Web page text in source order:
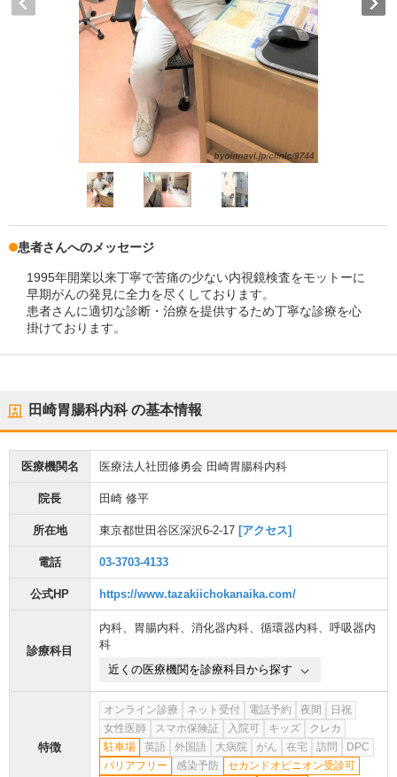
患者さんへのメッセージ
1995年開業以来丁寧で苦痛の少ない内視鏡検査をモットーに
早期がんの発見に全力を尽くしております。
患者さんに適切な診断・治療を提供するため丁寧な診療を心
掛けております。
田崎胃腸科内科の基本情報
医療機関名 医療法人社団修勇会 田崎胃腸科内科
院長 田崎 修平
所在地 東京都世田谷区深沢6-2-17 [アクセス]
電話 03-3703-4133
公式HP https://www.tazakiichokanaika.com/
診療科目
内科、 胃腸内科、 消化器内科、 循環器内科、 呼吸器内
科
近くの医療機関を診療科目から探す
特徴
オンライン診療 ネット受付 電話予約 夜間
日祝
女性医師
スマホ保険証 入院可 キッズ
クレカ
駐車場
英語 外国語 大病院 がん 在宅 訪問
DPC
バリアフリー
感染予防
セカンドオピニオン受診可